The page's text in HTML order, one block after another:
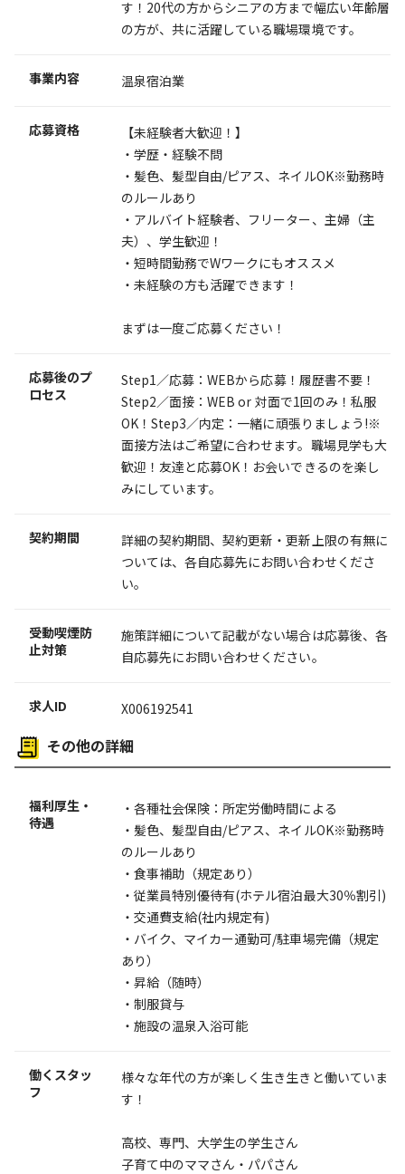
す！20代の方からシニアの方まで幅広い年齢層
の方が、共に活躍している職場環境です。
事業内容 温泉宿泊業
応募資格
【未経験者大歓迎！】
・学歴・経験不問
・髪色、髪型自由/ピアス、ネイルOK※勤務時
のルールあり
・アルバイト経験者、フリーター、主婦（主
夫）、学生歓迎！
・短時間勤務でWワークにもオススメ
・未経験の方も活躍できます！
まずは一度ご応募ください！
応募後のプ
ロセス
Step1／応募：WEBから応募！履歴書不要！
Step2／面接：WEB or 対面で1回のみ！私服
OK！Step3／内定：一緒に頑張りましょう!※
面接方法はご希望に合わせます。職場見学も大
歓迎！友達と応募OK！お会いできるのを楽し
みにしています。
契約期間
詳細の契約期間、契約更新・更新上限の有無に
ついては、各自応募先にお問い合わせくださ
い。
受動喫煙防
止対策
施策詳細について記載がない場合は応募後、各
自応募先にお問い合わせください。
求人ID X006192541
その他の詳細
福利厚生・
待遇
・各種社会保険：所定労働時間による
・髪色、髪型自由/ピアス、ネイルOK※勤務時
のルールあり
・食事補助（規定あり）
・従業員特別優待有(ホテル宿泊最大30％割引)
・交通費支給(社内規定有)
・バイク、マイカー通勤可/駐車場完備（規定
あり）
・昇給（随時）
・制服貸与
・施設の温泉入浴可能
働くスタッ
フ
様々な年代の方が楽しく生き生きと働いていま
す！
高校、専門、大学生の学生さん
子育て中のママさん・パパさん